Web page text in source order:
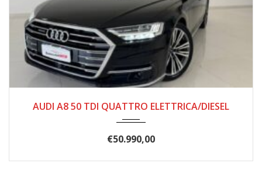
AUDI A8 50 TDI QUATTRO ELETTRICA/DIESEL
€50.990,00